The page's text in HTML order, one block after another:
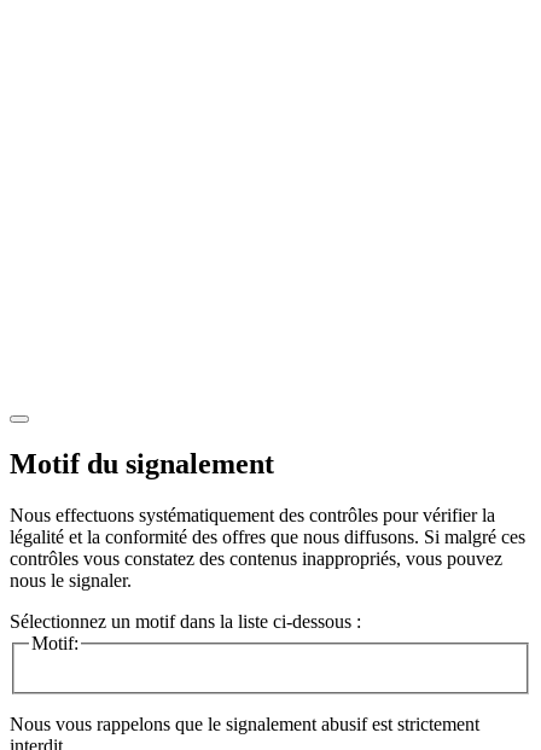
Motif du signalement
Nous effectuons systématiquement des contrôles pour vérifier la
légalité et la conformité des offres que nous diffusons. Si malgré ces
contrôles vous constatez des contenus inappropriés, vous pouvez
nous le signaler.
Sélectionnez un motif dans la liste ci-dessous :
Motif:
Nous vous rappelons que le signalement abusif est strictement